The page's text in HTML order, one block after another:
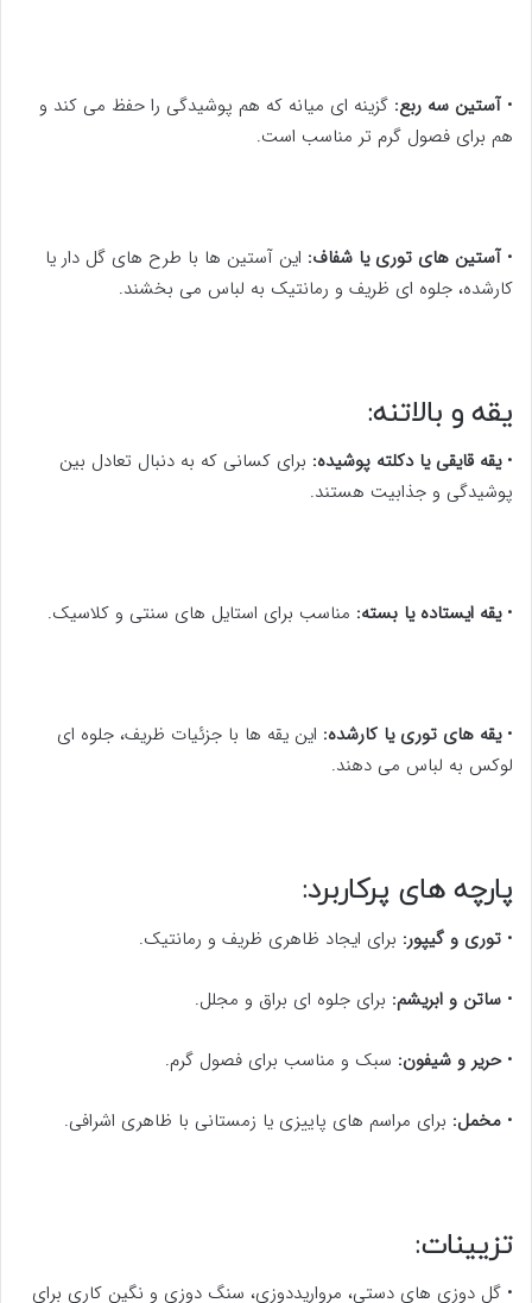
•آستین سه ربع: گزینه ای میانه که هم پوشیدگی را حفظ می کند و
هم برای فصول گرم تر مناسب است.
•آستین های توری یا شفاف: این آستین ها با طرح های گل دار یا
کارشده، جلوه ای ظریف و رمانتیک به لباس می بخشند.
یقه و بالاتنه:
•یقه قایقی یا دکلته پوشیده: برای کسانی که به دنبال تعادل بین
پوشیدگی و جذابیت هستند.
•یقه ایستاده یا بسته: مناسب برای استایل های سنتی و کلاسیک.
•یقه های توری یا کارشده: این یقه ها با جزئیات ظریف، جلوه ای
لوکس به لباس می دهند.
پارچه های پرکاربرد:
• توری و گیپور: برای ایجاد ظاهری ظریف و رمانتیک.
• ساتن و ابریشم: برای جلوه ای براق و مجلل.
•حریر و شیفون: سبک و مناسب برای فصول گرم.
• مخمل: برای مراسم های پاییزی یا زمستانی با ظاهری اشرافی.
تزیینات:
• گل دوزی های دستی، مرواریددوزی، سنگ دوزی و نگین کاری برای